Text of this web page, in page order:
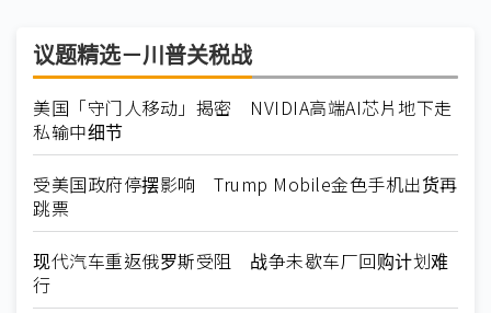
议题精选－川普关税战
美国「守门人移动」揭密 NVIDIA高端AI芯片地下走
私输中细节
受美国政府停摆影响 Trump Mobile金色手机出货再
跳票
现代汽车重返俄罗斯受阻 战争未歇车厂回购计划难
行